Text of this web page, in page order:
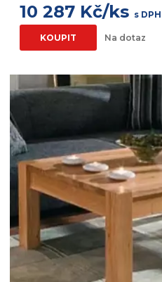
10 287 Kč/ks s DPH
KOUPIT Na dotaz